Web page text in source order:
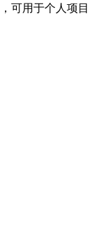
可用于个人项目